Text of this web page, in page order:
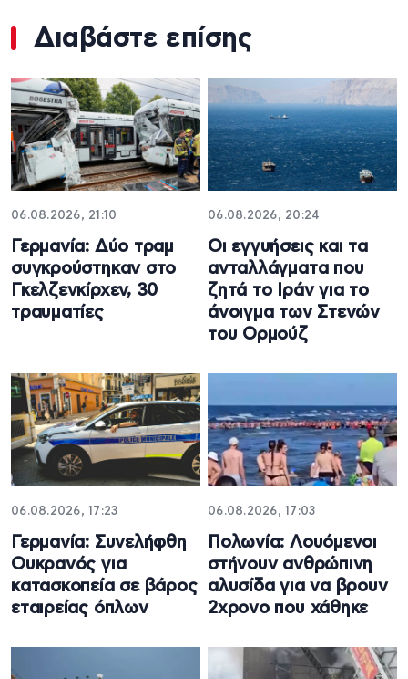
Διαβάστε επίσης
06.08.2026, 21:10
Γερμανία: Δύο τραμ
συγκρούστηκαν στο
Γκελζενκίρχεν, 30
τραυματίες
06.08.2026, 20:24
Οι εγγυήσεις και τα
ανταλλάγματα που
ζητά το Ιράν για το
άνοιγμα των Στενών
του Ορμούζ
06.08.2026, 17:23
Γερμανία: Συνελήφθη
Ουκρανός για
κατασκοπεία σε βάρος
εταιρείας όπλων
06.08.2026, 17:03
Πολωνία: Λουόμενοι
στήνουν ανθρώπινη
αλυσίδα για να βρουν
2χρονο που χάθηκε